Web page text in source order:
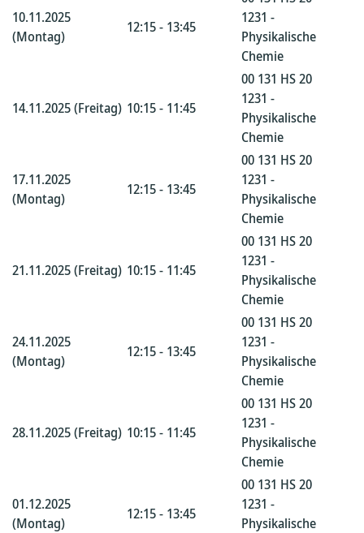
10.11.2025
(Montag)
12:15 - 13:45
1231 -
Physikalische
Chemie
14.11.2025 (Freitag) 10:15 - 11:45
00 131 HS 20
1231 -
Physikalische
Chemie
17.11.2025
(Montag)
12:15 - 13:45
00 131 HS 20
1231 -
Physikalische
Chemie
21.11.2025 (Freitag) 10:15 - 11:45
00 131 HS 20
1231 -
Physikalische
Chemie
24.11.2025
(Montag)
12:15 - 13:45
00 131 HS 20
1231 -
Physikalische
Chemie
28.11.2025 (Freitag) 10:15 - 11:45
00 131 HS 20
1231 -
Physikalische
Chemie
01.12.2025
(Montag)
12:15 - 13:45
00 131 HS 20
1231 -
Physikalische